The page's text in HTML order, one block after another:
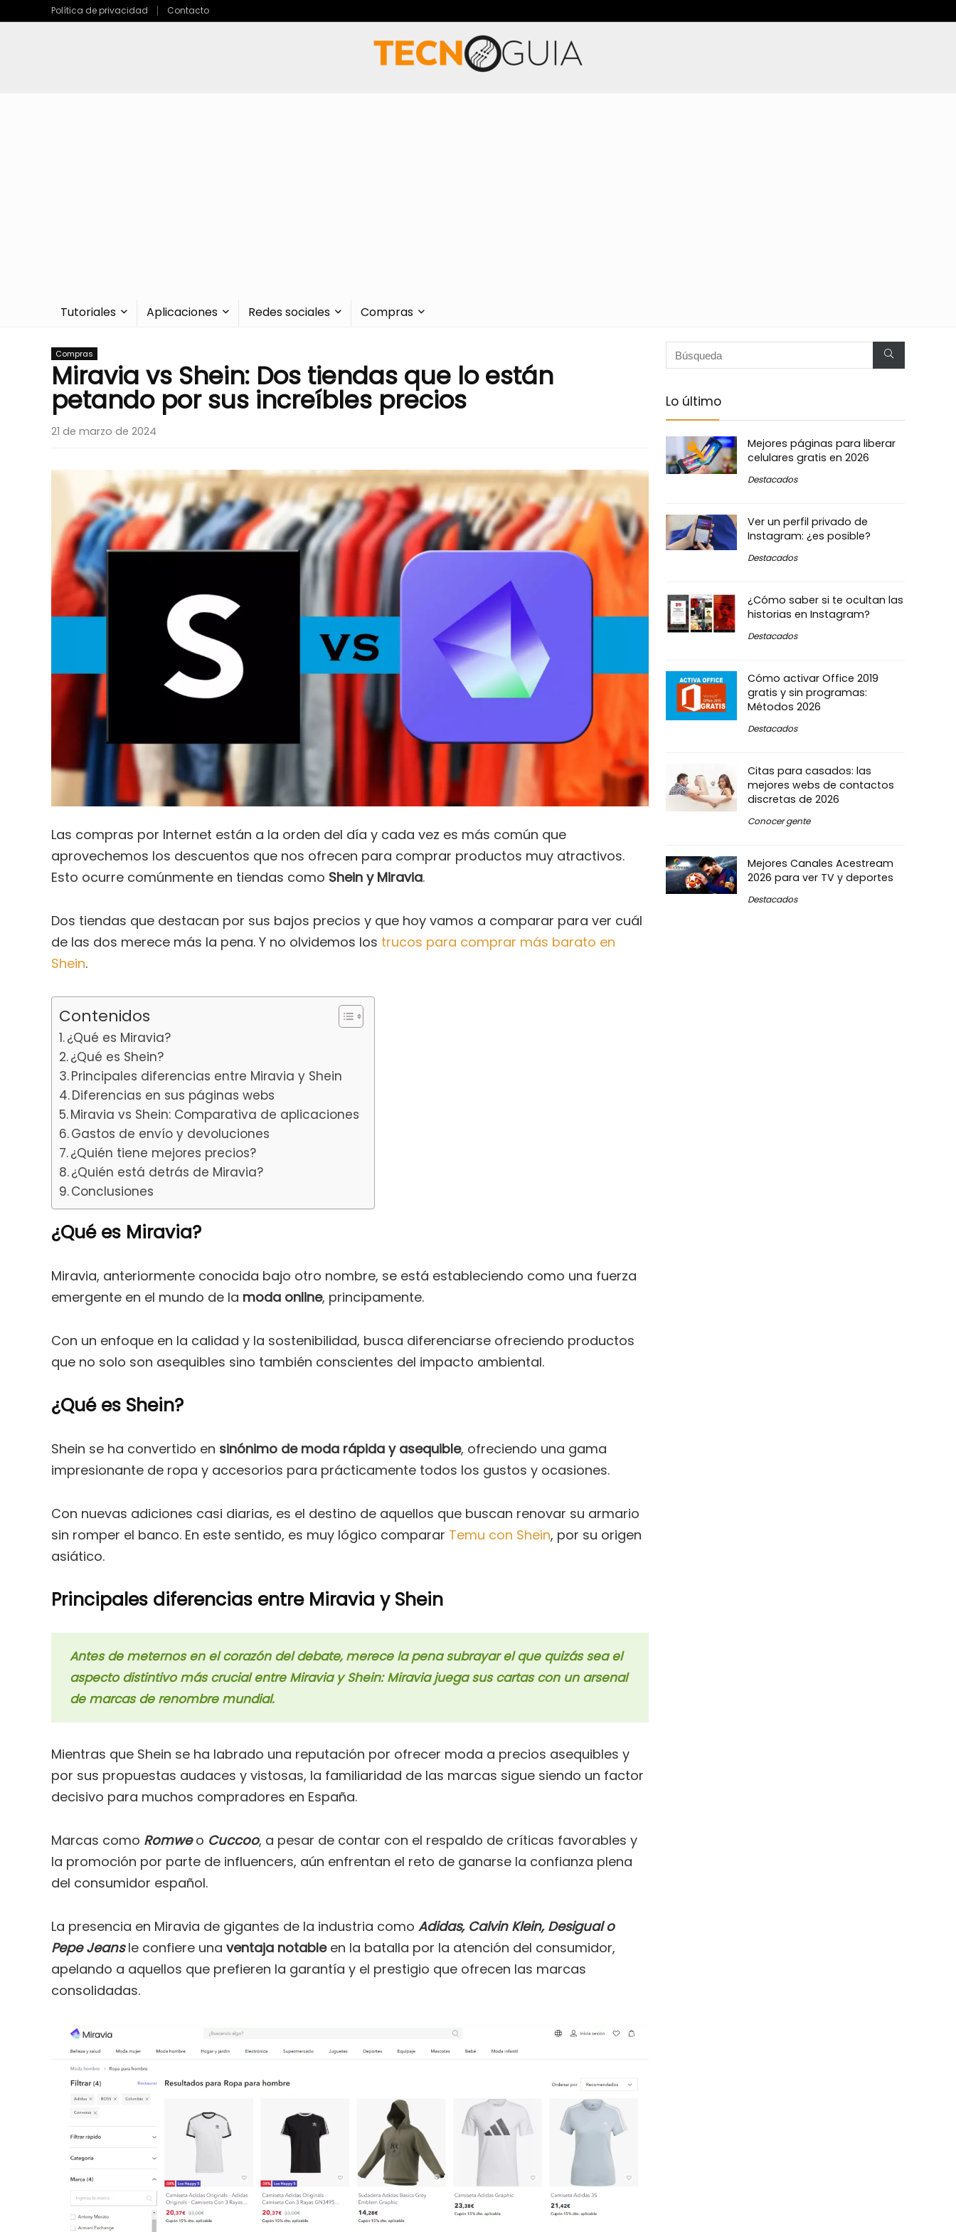
Política de privacidad Contacto
Tutoriales Aplicaciones Redes sociales Compras
Compras
Miravia vs Shein: Dos tiendas que lo están
petando por sus increíbles precios
21 de marzo de 2024
Las compras por Internet están a la orden del día y cada vez es más común que
aprovechemos los descuentos que nos ofrecen para comprar productos muy atractivos.
Esto ocurre comúnmente en tiendas como Shein y Miravia.
Dos tiendas que destacan por sus bajos precios y que hoy vamos a comparar para ver cuál
de las dos merece más la pena. Y no olvidemos los trucos para comprar más barato en
Shein.
Contenidos
¿Qué es Miravia?
¿Qué es Shein?
Principales diferencias entre Miravia y Shein
Diferencias en sus páginas webs
Miravia vs Shein: Comparativa de aplicaciones
Gastos de envío y devoluciones
¿Quién tiene mejores precios?
¿Quién está detrás de Miravia?
Conclusiones
¿Qué es Miravia?
Miravia, anteriormente conocida bajo otro nombre, se está estableciendo como una fuerza
emergente en el mundo de la moda online, principamente.
Con un enfoque en la calidad y la sostenibilidad, busca diferenciarse ofreciendo productos
que no solo son asequibles sino también conscientes del impacto ambiental.
¿Qué es Shein?
Shein se ha convertido en sinónimo de moda rápida y asequible, ofreciendo una gama
impresionante de ropa y accesorios para prácticamente todos los gustos y ocasiones.
Con nuevas adiciones casi diarias, es el destino de aquellos que buscan renovar su armario
sin romper el banco. En este sentido, es muy lógico comparar Temu con Shein, por su origen
asiático.
Principales diferencias entre Miravia y Shein
Antes de meternos en el corazón del debate, merece la pena subrayar el que quizás sea el
aspecto distintivo más crucial entre Miravia y Shein: Miravia juega sus cartas con un arsenal
de marcas de renombre mundial.
Mientras que Shein se ha labrado una reputación por ofrecer moda a precios asequibles y
por sus propuestas audaces y vistosas, la familiaridad de las marcas sigue siendo un factor
decisivo para muchos compradores en España.
Marcas como Romweo Cuccoo, a pesar de contar con el respaldo de críticas favorables y
la promoción por parte de influencers, aún enfrentan el reto de ganarse la confianza plena
del consumidor español.
La presencia en Miravia de gigantes de la industria como Adidas, Calvin Klein, Desigual o
Pepe Jeansle confiere una ventaja notableen la batalla por la atención del consumidor,
apelando a aquellos que prefieren la garantía y el prestigio que ofrecen las marcas
consolidadas.
Lo último
Mejores páginas para liberar
celulares gratis en 2026
Destacados
Ver un perfil privado de
Instagram: ¿es posible?
Destacados
¿Cómo saber si te ocultan las
historias en Instagram?
Destacados
Cómo activar Office 2019
gratis y sin programas:
Métodos 2026
Destacados
Citas para casados: las
mejores webs de contactos
discretas de 2026
Conocer gente
Mejores Canales Acestream
2026 para ver TV y deportes
Destacados